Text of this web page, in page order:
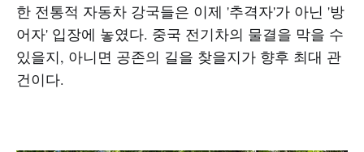
한 전통적 자동차 강국들은 이제 '추격자'가 아닌 '방
어자' 입장에 놓였다. 중국 전기차의 물결을 막을 수
있을지, 아니면 공존의 길을 찾을지가 향후 최대 관
건이다.